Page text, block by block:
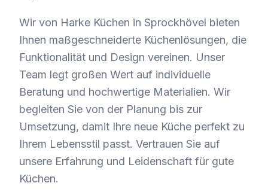
Wir von Harke Küchen in Sprockhövel bieten
Ihnen maßgeschneiderte Küchenlösungen, die
Funktionalität und Design vereinen. Unser
Team legt großen Wert auf individuelle
Beratung und hochwertige Materialien. Wir
begleiten Sie von der Planung bis zur
Umsetzung, damit Ihre neue Küche perfekt zu
Ihrem Lebensstil passt. Vertrauen Sie auf
unsere Erfahrung und Leidenschaft für gute
Küchen.